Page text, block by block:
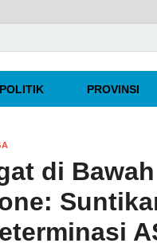
POLITIK PROVINSI
di